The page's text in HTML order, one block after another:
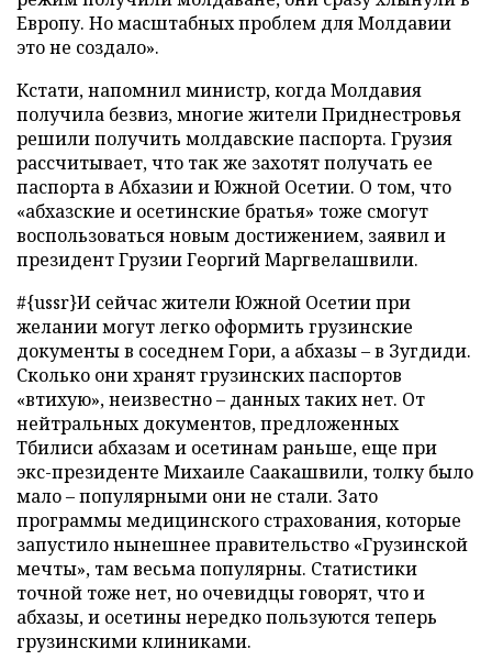
Европу. Но масштабных проблем для Молдавии
это не создало».
Кстати, напомнил министр, когда Молдавия
получила безвиз, многие жители Приднестровья
решили получить молдавские паспорта. Грузия
рассчитывает, что так же захотят получать ее
паспорта в Абхазии и Южной Осетии. О том, что
«абхазские и осетинские братья» тоже смогут
воспользоваться новым достижением, заявил и
президент Грузии Георгий Маргвелашвили.
#{ussr}И сейчас жители Южной Осетии при
желании могут легко оформить грузинские
документы в соседнем Гори, а абхазы – в Зугдиди.
Сколько они хранят грузинских паспортов
«втихую», неизвестно – данных таких нет. От
нейтральных документов, предложенных
Тбилиси абхазам и осетинам раньше, еще при
экс-президенте Михаиле Саакашвили, толку было
мало – популярными они не стали. Зато
программы медицинского страхования, которые
запустило нынешнее правительство «Грузинской
мечты», там весьма популярны. Статистики
точной тоже нет, но очевидцы говорят, что и
абхазы, и осетины нередко пользуются теперь
грузинскими клиниками.